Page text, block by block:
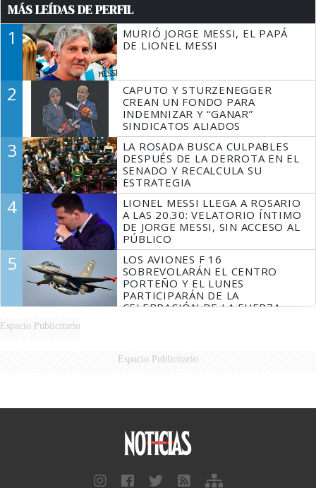
MÁS LEÍDAS DE PERFIL
1
MURIÓ JORGE MESSI, EL PAPÁ
DE LIONEL MESSI
2
CAPUTO Y STURZENEGGER
CREAN UN FONDO PARA
INDEMNIZAR Y “GANAR”
SINDICATOS ALIADOS
3
LA ROSADA BUSCA CULPABLES
DESPUÉS DE LA DERROTA EN EL
SENADO Y RECALCULA SU
ESTRATEGIA
4
LIONEL MESSI LLEGA A ROSARIO
A LAS 20.30: VELATORIO ÍNTIMO
DE JORGE MESSI, SIN ACCESO AL
PÚBLICO
5
LOS AVIONES F 16
SOBREVOLARÁN EL CENTRO
PORTEÑO Y EL LUNES
PARTICIPARÁN DE LA
CELEBRACIÓN DE LA FUERZA
Espacio Publicitario
Espacio Publicitario